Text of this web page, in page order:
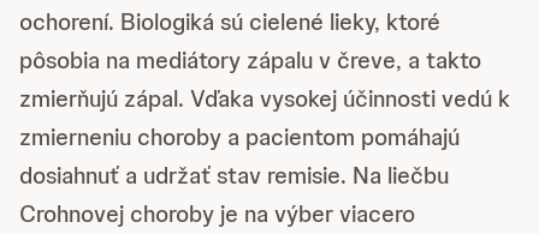
ochorení. Biologiká sú cielené lieky, ktoré
pôsobia na mediátory zápalu v čreve, a takto
zmierňujú zápal. Vďaka vysokej účinnosti vedú k
zmierneniu choroby a pacientom pomáhajú
dosiahnuť a udržať stav remisie. Na liečbu
Crohnovej choroby je na výber viacero